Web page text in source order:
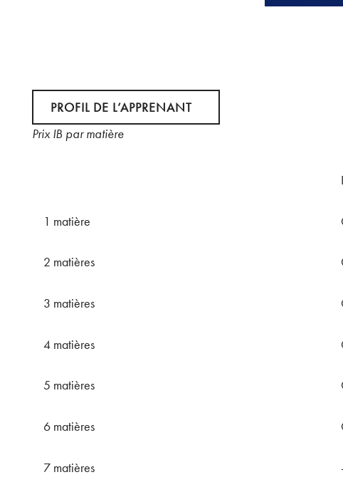
PROFIL DE L’APPRENANT
Prix IB par matière
1 matière
2 matières
3 matières
4 matières
5 matières
6 matières
7 matières